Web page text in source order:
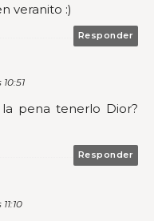
veranito :)
Responder
pena tenerlo Dior?
Responder